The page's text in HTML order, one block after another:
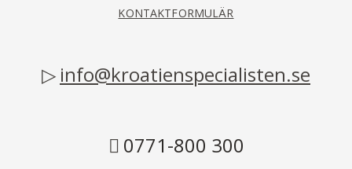
KONTAKTFORMULÄR
info@kroatienspecialisten.se
0771-800 300